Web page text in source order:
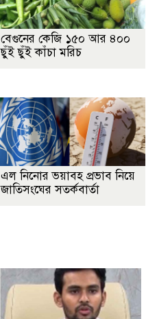
বেগুনের কেজি ১৫০ আর ৪০০
ছুঁই ছুঁই কাঁচা মরিচ
এল নিনোর ভয়াবহ প্রভাব নিয়ে
জাতিসংঘের সতর্কবার্তা